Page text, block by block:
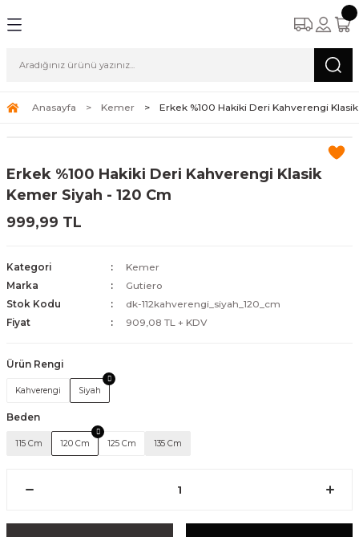
Anasayfa Kemer Erkek %100 Hakiki Deri Kahverengi
Erkek %100 Hakiki Deri Kahverengi Klasik
Kemer Siyah - 120 Cm
999,99 TL
Kategori
Kemer
Marka
Gutiero
Stok Kodu
dk-112kahverengi_siyah_120_cm
Fiyat
909,08 TL + KDV
Ürün Rengi
Kahverengi Siyah
Beden
115 Cm 120 Cm 125 Cm 135 Cm